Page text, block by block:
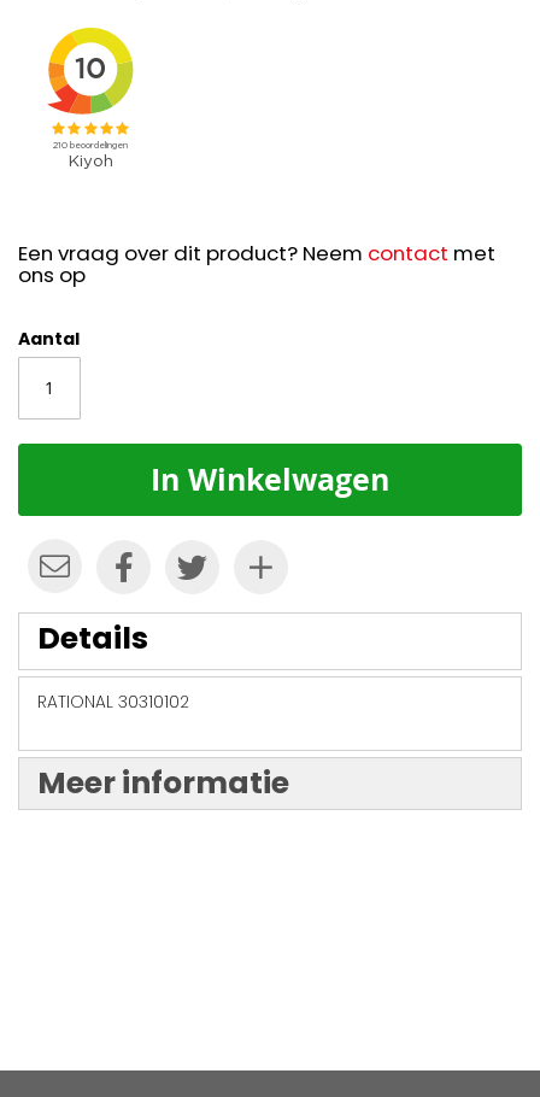
Een vraag over dit product? Neem contact met
ons op
Aantal
In Winkelwagen
Details
RATIONAL 30310102
Meer informatie